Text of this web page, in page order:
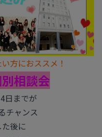
方におススメ！
相談会
日までが
チャンス
た後に